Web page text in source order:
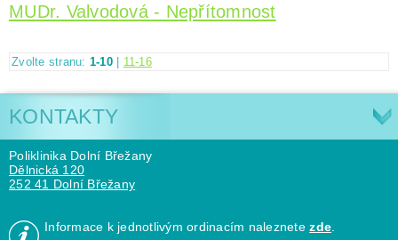
MUDr. Valvodová - Nepřítomnost
Zvolte stranu: 1-10| 11-16
KONTAKTY
Poliklinika Dolní Břežany
Dělnická 120
252 41 Dolní Břežany
Informace k jednotlivým ordinacím naleznetezde